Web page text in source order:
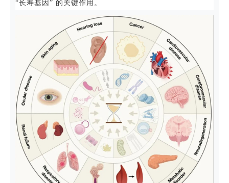
“长寿基因” 的关键作用。